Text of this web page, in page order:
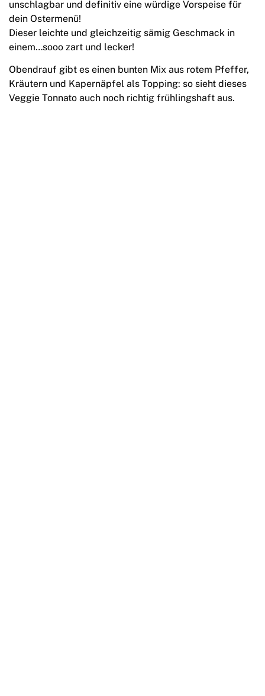
unschlagbar und definitiv eine würdige Vorspeise für
dein Ostermenü!
Dieser leichte und gleichzeitig sämig Geschmack in
einem…sooo zart und lecker!
Obendrauf gibt es einen bunten Mix aus rotem Pfeffer,
Kräutern und Kapernäpfel als Topping: so sieht dieses
Veggie Tonnato auch noch richtig frühlingshaft aus.